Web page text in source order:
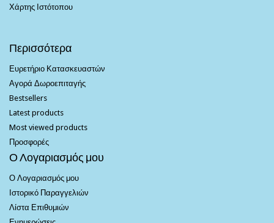
Χάρτης Ιστότοπου
Περισσότερα
Ευρετήριο Κατασκευαστών
Αγορά Δωροεπιταγής
Bestsellers
Latest products
Most viewed products
Προσφορές
Ο Λογαριασμός μου
Ο Λογαριασμός μου
Ιστορικό Παραγγελιών
Λίστα Επιθυμιών